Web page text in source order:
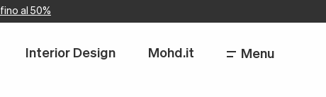
fino al 50%
Interior Design Mohd.it Menu